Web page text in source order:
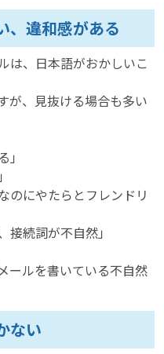
、違和感がある
は、日本語がおかしいこ
が、見抜ける場合も多い
」
のにやたらとフレンドリ
接続詞が不自然」
ールを書いている不自然
ない